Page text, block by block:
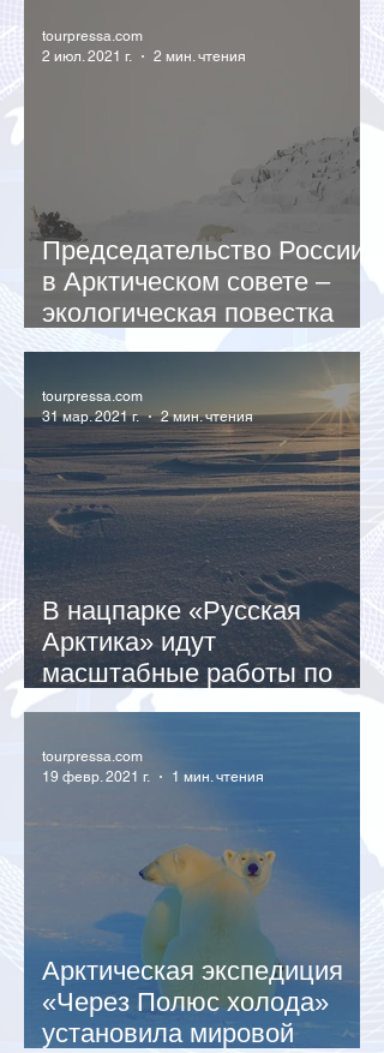
Председательство России
в Арктическом совете –
экологическая повестка
для России и мира
tourpressa.com
2 июл. 2021 г.
2 мин. чтения
В нацпарке «Русская
Арктика» идут
масштабные работы по
изучению белого медведя
tourpressa.com
31 мар. 2021 г.
2 мин. чтения
Арктическая экспедиция
«Через Полюс холода»
установила мировой
tourpressa.com
19 февр. 2021 г.
1 мин. чтения